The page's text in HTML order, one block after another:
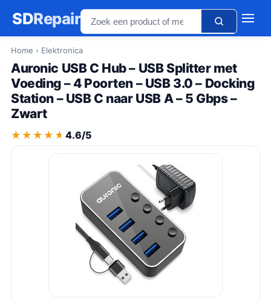
SDRepair
Home › Elektronica
Auronic USB C Hub – USB Splitter met
Voeding – 4 Poorten – USB 3.0 – Docking
Station – USB C naar USB A – 5 Gbps –
Zwart
★★★★★
★★★★★ 4.6/5